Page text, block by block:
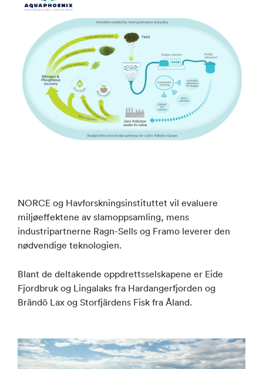
NORCE og Havforskningsinstituttet vil evaluere
miljøeffektene av slamoppsamling, mens
industripartnerne Ragn-Sells og Framo leverer den
nødvendige teknologien.
Blant de deltakende oppdrettsselskapene er Eide
Fjordbruk og Lingalaks fra Hardangerfjorden og
Brändö Lax og Storfjärdens Fisk fra Åland.